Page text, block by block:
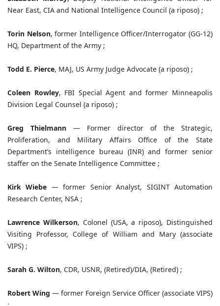
Near East, CIA and National Intelligence Council (a riposo) ;
Torin Nelson, former Intelligence Officer/Interrogator (GG-12)
HQ, Department of the Army ;
Todd E. Pierce, MAJ, US Army Judge Advocate (a riposo) ;
Coleen Rowley, FBI Special Agent and former Minneapolis
Division Legal Counsel (a riposo) ;
Greg Thielmann — Former director of the Strategic,
Proliferation, and Military Affairs Office of the State
Department’s intelligence bureau (INR) and former senior
staffer on the Senate Intelligence Committee ;
Kirk Wiebe — former Senior Analyst, SIGINT Automation
Research Center, NSA ;
Lawrence Wilkerson, Colonel (USA, a riposo), Distinguished
Visiting Professor, College of William and Mary (associate
VIPS) ;
Sarah G. Wilton, CDR, USNR, (Retired)/DIA, (Retired) ;
Robert Wing — former Foreign Service Officer (associate VIPS)